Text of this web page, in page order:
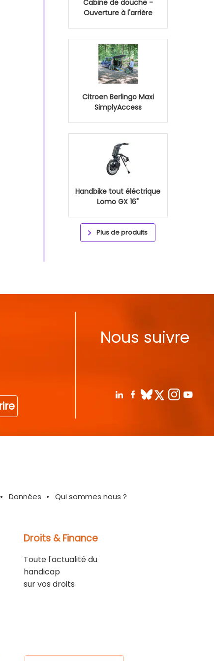
Cabine de douche -
Ouverture à l'arrière
Citroen Berlingo Maxi
SimplyAccess
Handbike tout éléctrique
Lomo GX 16"
Plus de produits
Nous suivre
Données Qui sommes nous ?
Droits & Finance
Toute l'actualité du
handicap
sur vos droits